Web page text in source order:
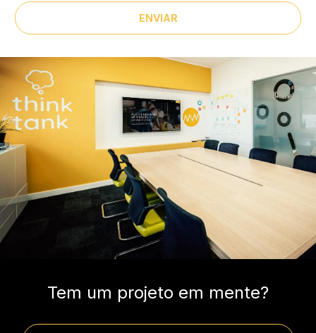
ENVIAR
Tem um projeto em mente?